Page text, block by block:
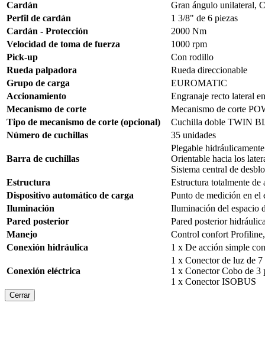
Cardán
Gran ángulo unilateral,
Perfil de cardán
1 3/8" de 6 piezas
Cardán - Protección
2000 Nm
Velocidad de toma de fuerza
1000 rpm
Pick-up
Con rodillo
Rueda palpadora
Rueda direccionable
Grupo de carga
EUROMATIC
Accionamiento
Engranaje recto lateral
Mecanismo de corte
Mecanismo de corte
Tipo de mecanismo de corte (opcional)
Cuchilla doble TWIN
Número de cuchillas
35 unidades
Barra de cuchillas
Plegable hidráulicamente
Orientable hacia los
Sistema central de
Estructura
Estructura totalmente
Dispositivo automático de carga
Punto de medición en el
Iluminación
Iluminación del espacio
Pared posterior
Pared posterior
Manejo
Control confort
Conexión hidráulica
1 x De acción simple
Conexión eléctrica
1 x Conector de luz de 7
1 x Conector Cobo de 3
1 x Conector ISOBUS
Cerrar